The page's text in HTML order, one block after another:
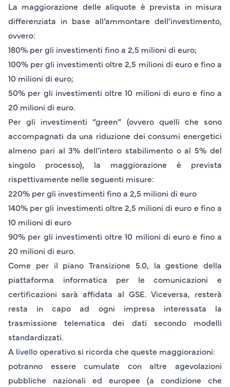
La maggiorazione delle aliquote è prevista in misura
differenziata in base all’ammontare dell’investimento,
ovvero:
180% per gli investimenti fino a 2,5 milioni di euro;
100% per gli investimenti oltre2,5 milioni di euro e fino a
10 milioni di euro;
50% per gli investimenti oltre 10 milioni di euroe fino a
20 milioni di euro.
Per gli investimenti “green” (ovvero quelli che sono
accompagnati da una riduzione dei consumi energetici
almeno pari al3% dell’intero stabilimento o al5% del
singolo processo), la maggiorazione è prevista
rispettivamente nelle seguenti misure:
220% per gli investimenti fino a 2,5 milioni di euro
140% per gli investimenti oltre 2,5 milioni di euro e fino a
10 milioni di euro
90% per gli investimenti oltre 10 milioni di euroe fino a
20 milioni di euro.
Come per il piano Transizione 5.0, la gestione della
piattaforma informatica per le comunicazioni e
certificazioni sarà affidata al GSE. Viceversa, resterà
resta in capo ad ogni impresa interessata la
trasmissione telematica dei dati secondo modelli
standardizzati.
A livello operativo si ricorda che queste maggiorazioni:
potranno esserecumulate con altre agevolazioni
pubbliche nazionali ed europee (a condizione che